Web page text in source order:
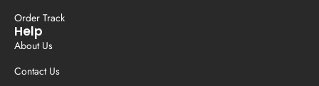
Order Track
Help
About Us
Contact Us